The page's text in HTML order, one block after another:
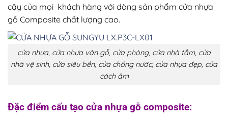
cậy của mọi khách hàng với dòng sản phẩm cửa nhựa
gỗ Composite chất lượng cao.
cửa nhựa, cửa nhựa vân gỗ, cửa phòng, cửa nhà tắm, cửa
nhà vệ sinh, cửa siêu bền, cửa chống nước, cửa nhựa đẹp, cửa
cách âm
Đặc điểm cấu tạo cửa nhựa gỗ composite: